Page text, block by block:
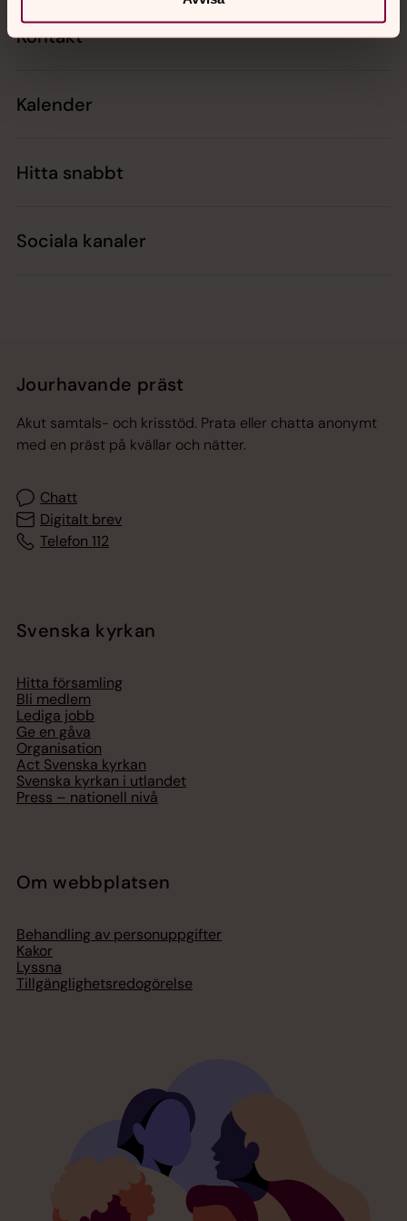
Kontakt
Kalender
Hitta snabbt
Sociala kanaler
Jourhavande präst
Akut samtals- och krisstöd. Prata eller chatta anonymt
med en präst på kvällar och nätter.
Chatt
Digitalt brev
Telefon 112
Svenska kyrkan
Hitta församling
Bli medlem
Lediga jobb
Ge en gåva
Organisation
Act Svenska kyrkan
Svenska kyrkan i utlandet
Press – nationell nivå
Om webbplatsen
Behandling av personuppgifter
Kakor
Lyssna
Tillgänglighetsredogörelse